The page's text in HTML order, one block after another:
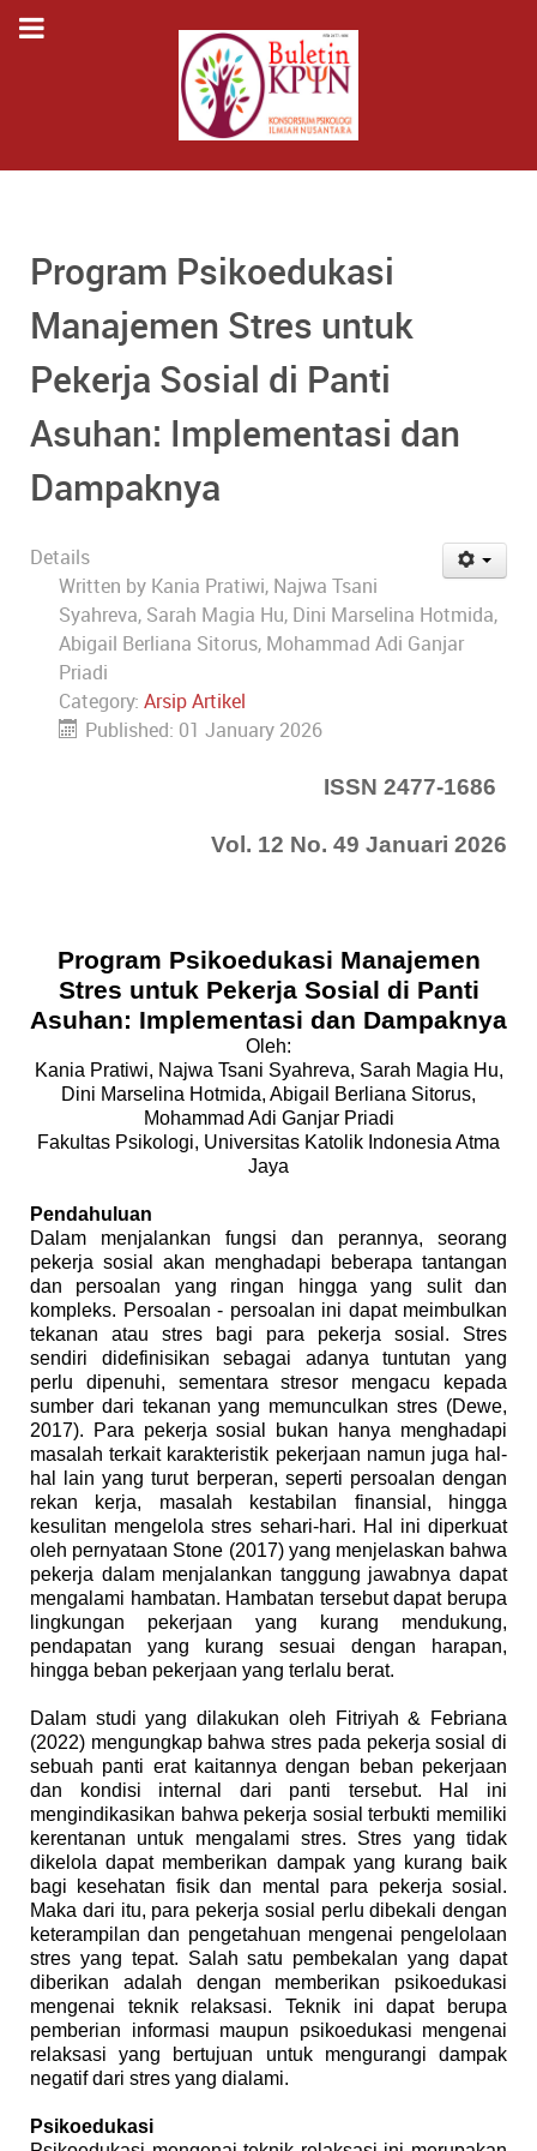
Program Psikoedukasi
Manajemen Stres untuk
Pekerja Sosial di Panti
Asuhan: Implementasi dan
Dampaknya
Details
Written by Kania Pratiwi, Najwa Tsani
Syahreva, Sarah Magia Hu, Dini Marselina Hotmida,
Abigail Berliana Sitorus, Mohammad Adi Ganjar
Priadi
Category: Arsip Artikel
Published: 01 January 2026
ISSN 2477-1686
Vol. 12 No. 49 Januari 2026
Program Psikoedukasi Manajemen
Stres untuk Pekerja Sosial di Panti
Asuhan: Implementasi dan Dampaknya
Oleh:
Kania Pratiwi, Najwa Tsani Syahreva, Sarah Magia Hu,
Dini Marselina Hotmida, Abigail Berliana Sitorus,
Mohammad Adi Ganjar Priadi
Fakultas Psikologi, Universitas Katolik Indonesia Atma
Jaya
Pendahuluan
Dalam menjalankan fungsi dan perannya, seorang
pekerja sosial akan menghadapi beberapa tantangan
dan persoalan yang ringan hingga yang sulit dan
kompleks. Persoalan - persoalan ini dapat meimbulkan
tekanan atau stres bagi para pekerja sosial. Stres
sendiri didefinisikan sebagai adanya tuntutan yang
perlu dipenuhi, sementara stresor mengacu kepada
sumber dari tekanan yang memunculkan stres (Dewe,
2017). Para pekerja sosial bukan hanya menghadapi
masalah terkait karakteristik pekerjaan namun juga hal-
hal lain yang turut berperan, seperti persoalan dengan
rekan kerja, masalah kestabilan finansial, hingga
kesulitan mengelola stres sehari-hari. Hal ini diperkuat
oleh pernyataan Stone (2017) yang menjelaskan bahwa
pekerja dalam menjalankan tanggung jawabnya dapat
mengalami hambatan. Hambatan tersebut dapat berupa
lingkungan pekerjaan yang kurang mendukung,
pendapatan yang kurang sesuai dengan harapan,
hingga beban pekerjaan yang terlalu berat.
Dalam studi yang dilakukan oleh Fitriyah & Febriana
(2022) mengungkap bahwa stres pada pekerja sosial di
sebuah panti erat kaitannya dengan beban pekerjaan
dan kondisi internal dari panti tersebut. Hal ini
mengindikasikan bahwa pekerja sosial terbukti memiliki
kerentanan untuk mengalami stres. Stres yang tidak
dikelola dapat memberikan dampak yang kurang baik
bagi kesehatan fisik dan mental para pekerja sosial.
Maka dari itu, para pekerja sosial perlu dibekali dengan
keterampilan dan pengetahuan mengenai pengelolaan
stres yang tepat. Salah satu pembekalan yang dapat
diberikan adalah dengan memberikan psikoedukasi
mengenai teknik relaksasi. Teknik ini dapat berupa
pemberian informasi maupun psikoedukasi mengenai
relaksasi yang bertujuan untuk mengurangi dampak
negatif dari stres yang dialami.
Psikoedukasi